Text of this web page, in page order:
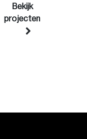
Bekijk
projecten